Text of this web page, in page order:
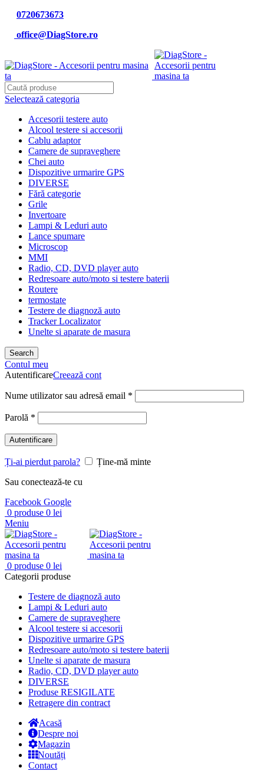
0720673673
office@DiagStore.ro
Selectează categoria
Accesorii testere auto
Alcool testere si accesorii
Cablu adaptor
Camere de supraveghere
Chei auto
Dispozitive urmarire GPS
DIVERSE
Fără categorie
Grile
Invertoare
Lampi & Leduri auto
Lance spumare
Microscop
MMI
Radio, CD, DVD player auto
Redresoare auto/moto si testere baterii
Routere
termostate
Testere de diagnoză auto
Tracker Localizator
Unelte si aparate de masura
Search
Contul meu
AutentificareCreează cont
Nume utilizator sau adresă email *
Parolă *
Autentificare
Ți-ai pierdut parola?
Ține-mă minte
Sau conectează-te cu
Facebook Google
0 produse 0 lei
Meniu
0 produse 0 lei
Categorii produse
Testere de diagnoză auto
Lampi & Leduri auto
Camere de supraveghere
Alcool testere si accesorii
Dispozitive urmarire GPS
Redresoare auto/moto si testere baterii
Unelte si aparate de masura
Radio, CD, DVD player auto
DIVERSE
Produse RESIGILATE
Retragere din contract
Acasă
Despre noi
Magazin
Noutăți
Contact